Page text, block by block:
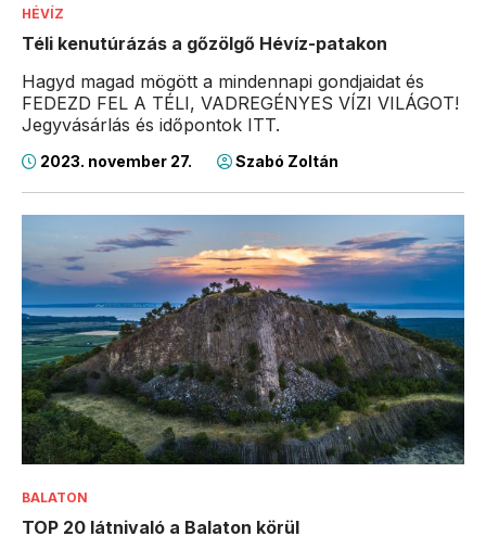
HÉVÍZ
Téli kenutúrázás a gőzölgő Hévíz-patakon
Hagyd magad mögött a mindennapi gondjaidat és
FEDEZD FEL A TÉLI, VADREGÉNYES VÍZI VILÁGOT!
Jegyvásárlás és időpontok ITT.
2023. november 27. Szabó Zoltán
BALATON
TOP 20 látnivaló a Balaton körül